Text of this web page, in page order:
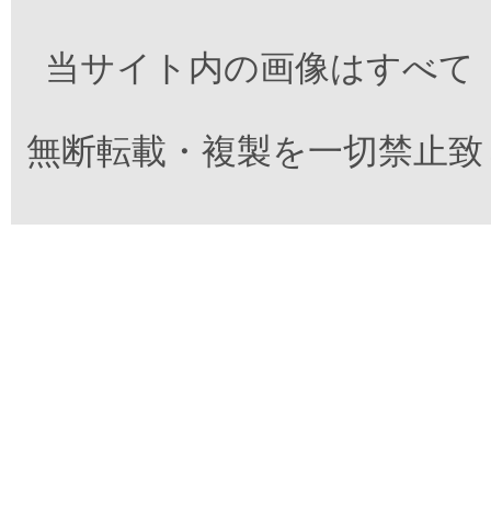
当サイト内の画像はすべ
無断転載・複製を一切禁止